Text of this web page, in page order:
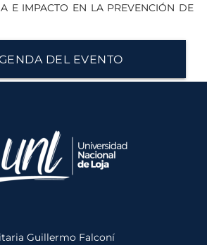
E IMPACTO EN LA PREVENCIÓN DE
DEL EVENTO
Guillermo Falconí